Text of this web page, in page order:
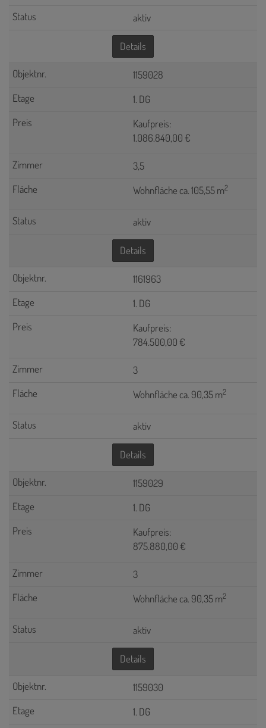
aktiv
Details
1159028
1. DG
Kaufpreis:
1.086.840,00 €
3,5
Wohnfläche ca. 105,55 m2
aktiv
Details
1161963
1. DG
Kaufpreis:
784.500,00 €
3
Wohnfläche ca. 90,35 m2
aktiv
Details
1159029
1. DG
Kaufpreis:
875.880,00 €
3
Wohnfläche ca. 90,35 m2
aktiv
Details
1159030
1. DG